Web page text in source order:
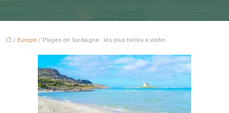
/ Europe / Plages de Sardaigne : les plus belles à visiter